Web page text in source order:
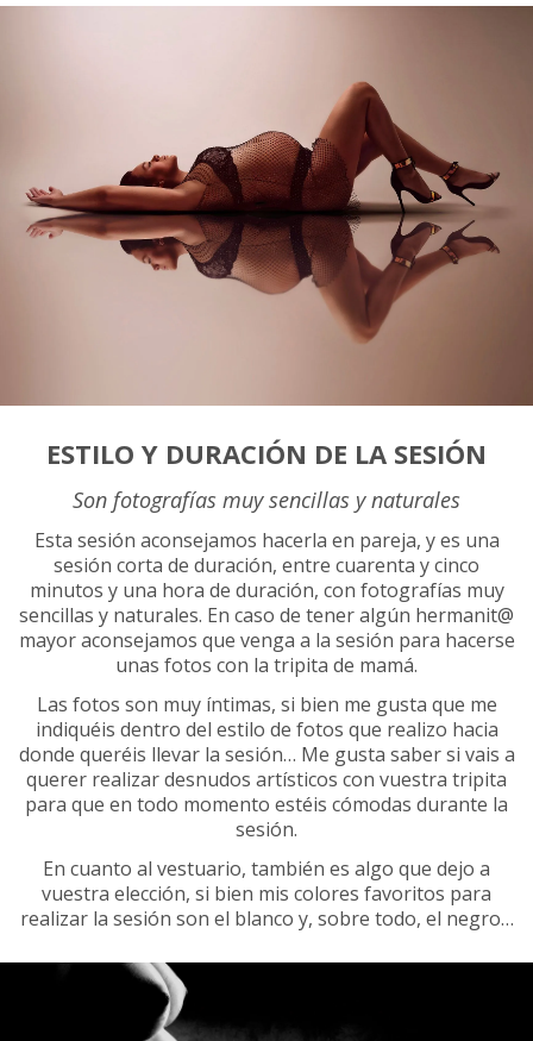
ESTILO Y DURACIÓN DE LA SESIÓN
Son fotografías muy sencillas y naturales
Esta sesión aconsejamos hacerla en pareja, y es una
sesión corta de duración, entre cuarenta y cinco
minutos y una hora de duración, con fotografías muy
sencillas y naturales. En caso de tener algún hermanit@
mayor aconsejamos que venga a la sesión para hacerse
unas fotos con la tripita de mamá.
Las fotos son muy íntimas, si bien me gusta que me
indiquéis dentro del estilo de fotos que realizo hacia
donde queréis llevar la sesión… Me gusta saber si vais a
querer realizar desnudos artísticos con vuestra tripita
para que en todo momento estéis cómodas durante la
sesión.
En cuanto al vestuario, también es algo que dejo a
vuestra elección, si bien mis colores favoritos para
realizar la sesión son el blanco y, sobre todo, el negro…